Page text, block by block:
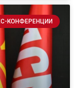
КОНФЕРЕНЦИИ